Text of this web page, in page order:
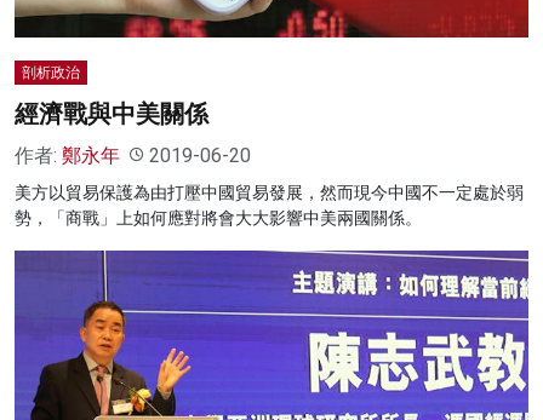
剖析政治
經濟戰與中美關係
作者: 鄭永年 2019-06-20
美方以貿易保護為由打壓中國貿易發展，然而現今中國不一定處於弱
勢，「商戰」上如何應對將會大大影響中美兩國關係。